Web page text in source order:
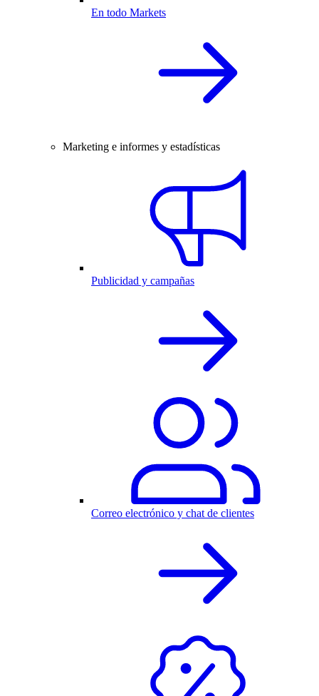
En todo Markets
Marketing e informes y estadísticas
Publicidad y campañas
Correo electrónico y chat de clientes